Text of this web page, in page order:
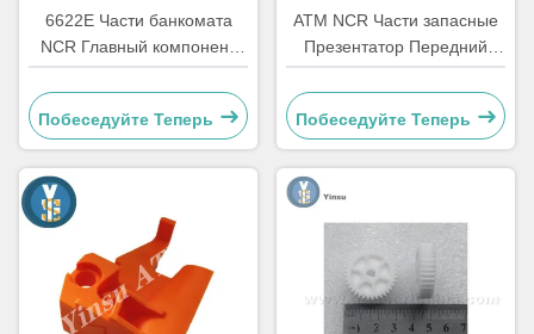
6622E Части банкомата
NCR Главный компонент
для считывания карт
Ремонт
Побеседуйте Теперь
АТМ NCR Части запасные
Презентатор Передний
доступ LVDT ремень
4450544331
Побеседуйте Теперь